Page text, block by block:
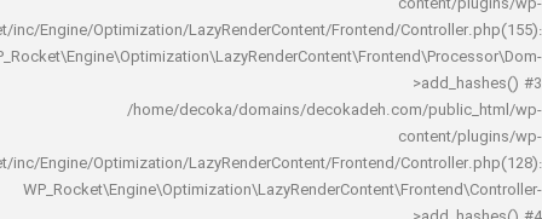
rocket/inc/Engine/Optimization/LazyRenderContent/Frontend/
/home/decoka/domains/decokadeh.com/
rocket/inc/Engine/Optimization/LazyRenderContent/Frontend/